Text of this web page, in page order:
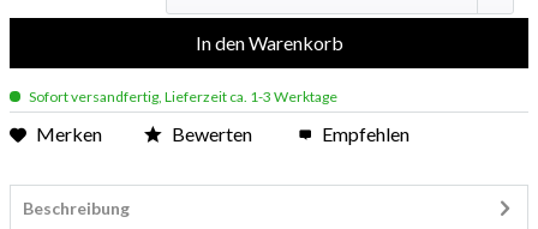
In denWarenkorb
Sofort versandfertig, Lieferzeit ca. 1-3 Werktage
Merken Bewerten Empfehlen
Beschreibung